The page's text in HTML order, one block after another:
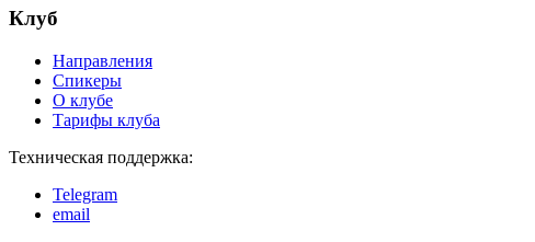
Клуб
Направления
Спикеры
О клубе
Тарифы клуба
Техническая поддержка:
Telegram
email